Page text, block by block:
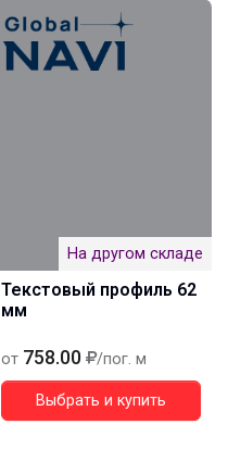
На другом складе
Текстовый профиль 62
мм
от 758.00 /пог. м
Выбрать и купить